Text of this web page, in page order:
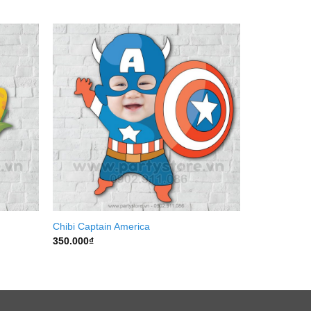
Chibi Captain America
350.000₫